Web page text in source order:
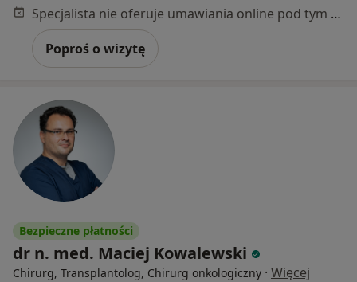
Specjalista nie oferuje umawiania online pod tym adresem.
Poproś o wizytę
Bezpieczne płatności
dr n. med. Maciej Kowalewski
Chirurg, Transplantolog, Chirurg onkologiczny · Więcej